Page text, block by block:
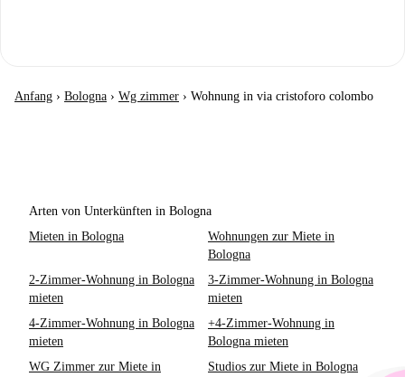
Anfang › Bologna › Wg zimmer › Wohnung in via cristoforo colombo
Arten von Unterkünften in Bologna
Mieten in Bologna
Wohnungen zur Miete in
Bologna
2-Zimmer-Wohnung in Bologna
mieten
3-Zimmer-Wohnung in Bologna
mieten
4-Zimmer-Wohnung in Bologna
mieten
+4-Zimmer-Wohnung in
Bologna mieten
WG Zimmer zur Miete in
Studios zur Miete in Bologna